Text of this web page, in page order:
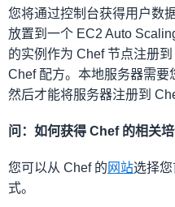
您将通过控制台获得用户数
放置到一个 EC2 Auto
的实例作为 Chef 节点注册
Chef 配方。本地服务器需要
然后才能将服务器注册到
问：如何获得 Chef 的相关培
您可以从 Chef 的 网站选择您
式。